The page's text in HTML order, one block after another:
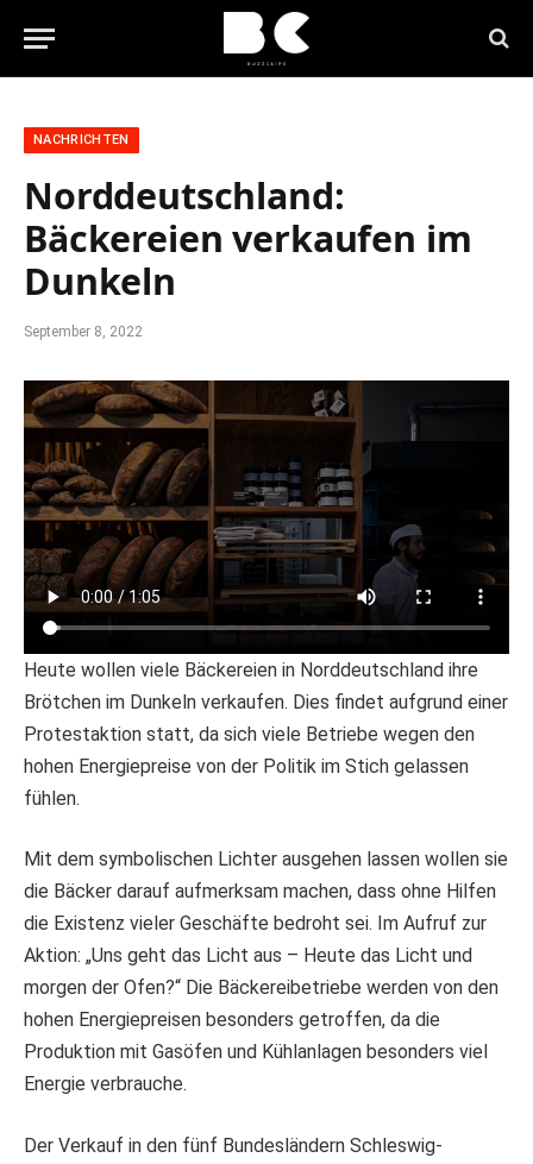
NACHRICHTEN
Norddeutschland:
Bäckereien verkaufen im
Dunkeln
September 8, 2022
Heute wollen viele Bäckereien in Norddeutschland ihre
Brötchen im Dunkeln verkaufen. Dies findet aufgrund einer
Protestaktion statt, da sich viele Betriebe wegen den
hohen Energiepreise von der Politik im Stich gelassen
fühlen.
Mit dem symbolischen Lichter ausgehen lassen wollen sie
die Bäcker darauf aufmerksam machen, dass ohne Hilfen
die Existenz vieler Geschäfte bedroht sei. Im Aufruf zur
Aktion: „Uns geht das Licht aus – Heute das Licht und
morgen der Ofen?“ Die Bäckereibetriebe werden von den
hohen Energiepreisen besonders getroffen, da die
Produktion mit Gasöfen und Kühlanlagen besonders viel
Energie verbrauche.
Der Verkauf in den fünf Bundesländern Schleswig-